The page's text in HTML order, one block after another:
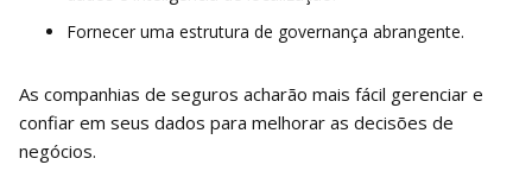
Fornecer uma estrutura de governança abrangente.
As companhias de seguros acharão mais fácil gerenciar e
confiar em seus dados para melhorar as decisões de
negócios.